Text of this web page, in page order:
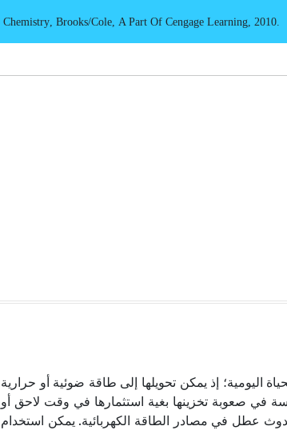
Chemistry, Brooks/Cole, A Part Of Cengage Learning, 2010.
اليومية؛ إذ يمكن تحويلها إلى طاقة ضوئية أو حرارية
في صعوبة تخزينها بغية استثمارها في وقت لاحق أو
عطل في مصادر الطاقة الكهربائية. يمكن استخدام